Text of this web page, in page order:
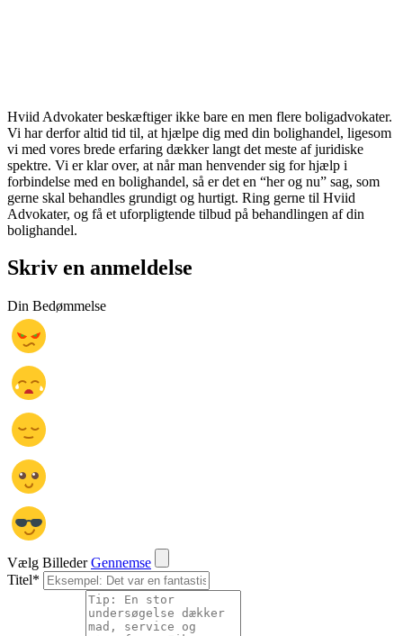
Hviid Advokater beskæftiger ikke bare en men flere boligadvokater.
Vi har derfor altid tid til, at hjælpe dig med din bolighandel, ligesom
vi med vores brede erfaring dækker langt det meste af juridiske
spektre. Vi er klar over, at når man henvender sig for hjælp i
forbindelse med en bolighandel, så er det en “her og nu” sag, som
gerne skal behandles grundigt og hurtigt. Ring gerne til Hviid
Advokater, og få et uforpligtende tilbud på behandlingen af din
bolighandel.
Skriv en anmeldelse
Din Bedømmelse
Vælg Billeder Gennemse
Titel*